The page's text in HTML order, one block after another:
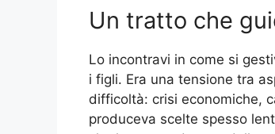
Un tratto che
Lo incontravi in come si
i figli. Era una tensione tra
difficoltà: crisi economiche,
produceva scelte spesso